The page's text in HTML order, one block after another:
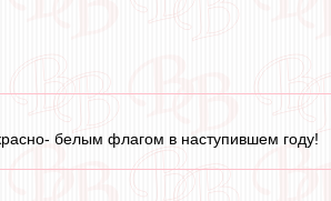
белым флагом в наступившем году!